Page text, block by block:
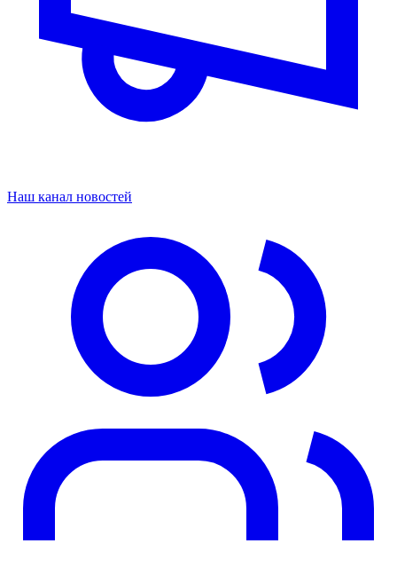
Наш канал новостей